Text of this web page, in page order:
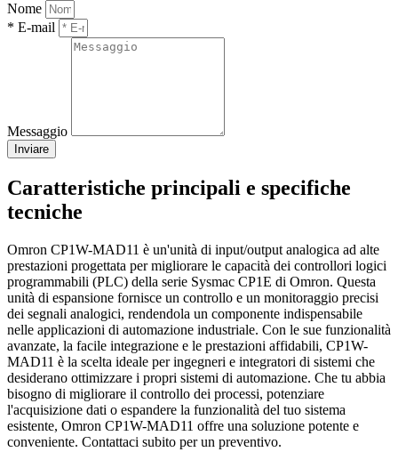
Nome
* E-mail
Messaggio
Inviare
Caratteristiche principali e specifiche
tecniche
Omron CP1W-MAD11 è un'unità di input/output analogica ad alte
prestazioni progettata per migliorare le capacità dei controllori logici
programmabili (PLC) della serie Sysmac CP1E di Omron. Questa
unità di espansione fornisce un controllo e un monitoraggio precisi
dei segnali analogici, rendendola un componente indispensabile
nelle applicazioni di automazione industriale. Con le sue funzionalità
avanzate, la facile integrazione e le prestazioni affidabili, CP1W-
MAD11 è la scelta ideale per ingegneri e integratori di sistemi che
desiderano ottimizzare i propri sistemi di automazione. Che tu abbia
bisogno di migliorare il controllo dei processi, potenziare
l'acquisizione dati o espandere la funzionalità del tuo sistema
esistente, Omron CP1W-MAD11 offre una soluzione potente e
conveniente. Contattaci subito per un preventivo.